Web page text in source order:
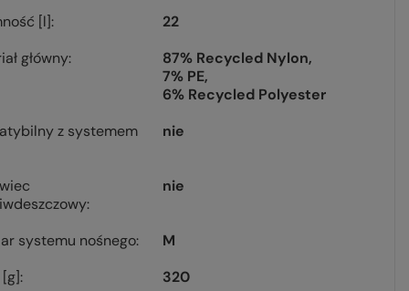
[l]
22
główny
87% Recycled Nylon
7% PE
6% Recycled Polyester
z systemem
nie
nie
systemu nośnego
M
[g]
320